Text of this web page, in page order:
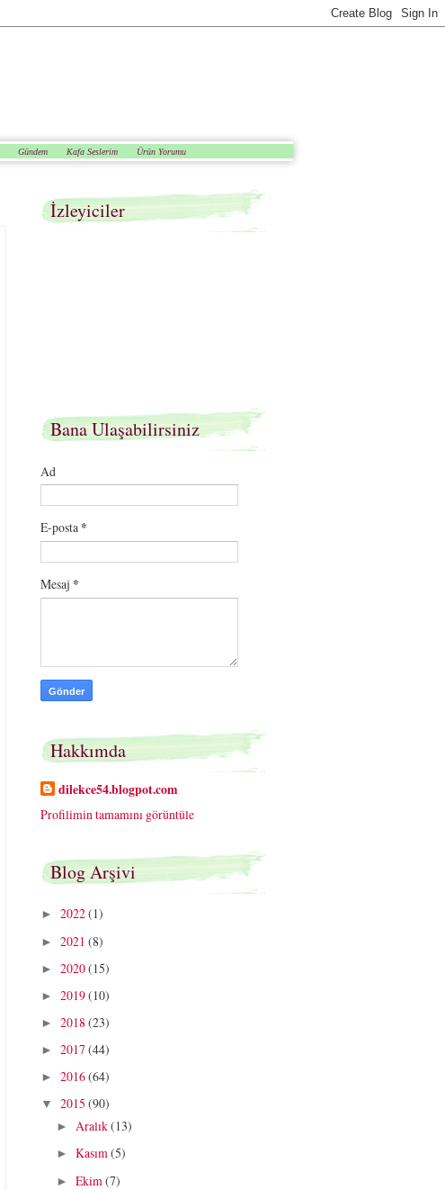
Gündem Kafa Seslerim Ürün Yorumu
İzleyiciler
Bana Ulaşabilirsiniz
Ad
E-posta *
Mesaj *
Hakkımda
dilekce54.blogpot.com
Profilimin tamamını görüntüle
Blog Arşivi
► 2022(1)
► 2021 (8)
► 2020(15)
► 2019(10)
► 2018(23)
► 2017(44)
► 2016(64)
▼ 2015 (90)
► Aralık(13)
► Kasım(5)
► Ekim (7)